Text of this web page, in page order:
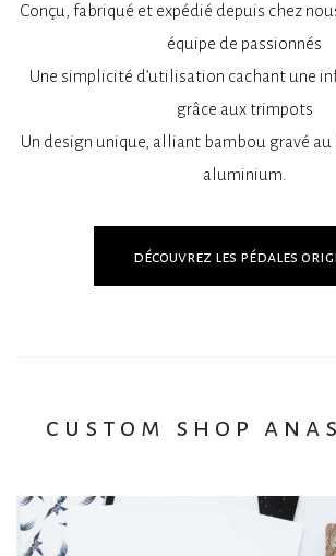
Conçu, fabriqué et expédié depuis chez
équipe de passionnés
Une simplicité d’utilisation cachant une
grâce aux trimpots
Un design unique, alliant bambou gravé
aluminium.
découvrez les pédales
custom shop